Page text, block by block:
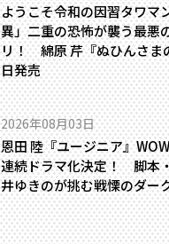
ようこそ令和の因習タワマ
異」二重の恐怖が襲う最悪
リ！ 綿原 芹『ぬひんさま
日発売
2026年08月03日
恩田 陸『ユージニア』
連続ドラマ化決定！ 脚本
井ゆきのが挑む戦慄のダー